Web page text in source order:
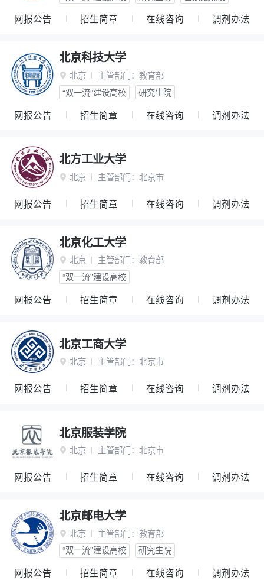
网报公告 招生简章 在线咨询 调剂办法
北京科技大学
 北京 主管部门： 教育部
“双一流”建设高校
研究生院
网报公告 招生简章 在线咨询 调剂办法
北方工业大学
 北京 主管部门： 北京市
网报公告 招生简章 在线咨询 调剂办法
北京化工大学
 北京 主管部门： 教育部
“双一流”建设高校
网报公告 招生简章 在线咨询 调剂办法
北京工商大学
 北京 主管部门： 北京市
网报公告 招生简章 在线咨询 调剂办法
北京服装学院
 北京 主管部门： 北京市
网报公告 招生简章 在线咨询 调剂办法
北京邮电大学
 北京 主管部门： 教育部
“双一流”建设高校
研究生院
网报公告 招生简章 在线咨询 调剂办法